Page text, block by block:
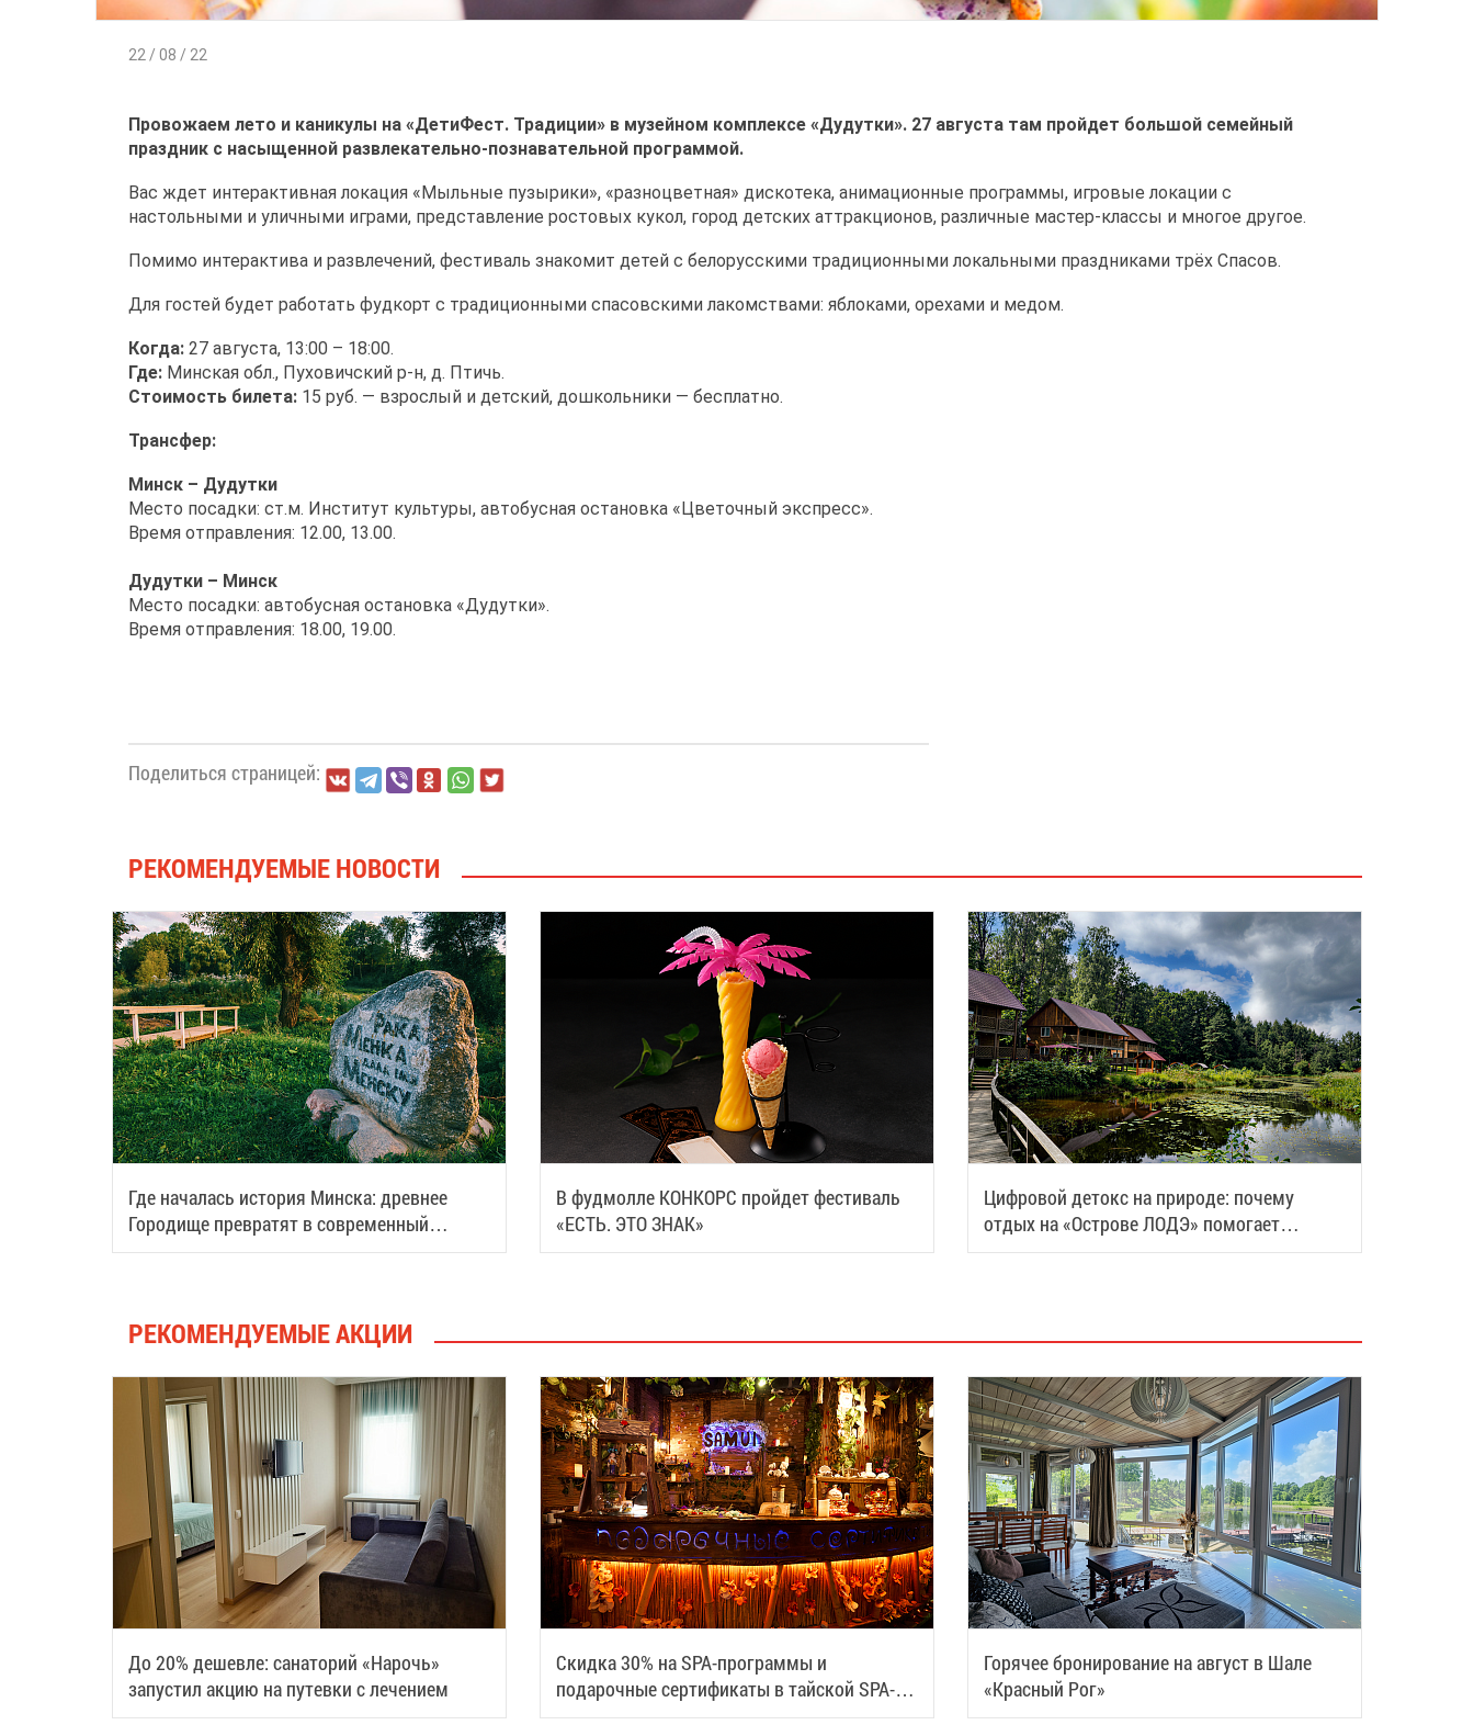
22 / 08 / 22
Провожаем лето и каникулы на «ДетиФест. Традиции» в музейном комплексе «Дудутки». 27 августа там пройдет большой семейный
праздник с насыщенной развлекательно-познавательной программой.
Вас ждет интерактивная локация «Мыльные пузырики», «разноцветная» дискотека, анимационные программы, игровые локации с
настольными и уличными играми, представление ростовых кукол, город детских аттракционов, различные мастер-классы и многое другое.
Помимо интерактива и развлечений, фестиваль знакомит детей с белорусскими традиционными локальными праздниками трёх Спасов.
Для гостей будет работать фудкорт с традиционными спасовскими лакомствами: яблоками, орехами и медом.
Когда: 27 августа, 13:00 – 18:00.
Где: Минская обл., Пуховичский р-н, д. Птичь.
Стоимость билета: 15 руб. — взрослый и детский, дошкольники — бесплатно.
Трансфер:
Минск – Дудутки
Место посадки: ст.м. Институт культуры, автобусная остановка «Цветочный экспресс».
Время отправления: 12.00, 13.00.
Дудутки – Минск
Место посадки: автобусная остановка «Дудутки».
Время отправления: 18.00, 19.00.
Поделиться страницей:
РЕКОМЕНДУЕМЫЕ НОВОСТИ
Где началась история Минска: древнее
Городище превратят в современный
туристический центр
В фудмолле КОНКОРС пройдет фестиваль
«ЕСТЬ. ЭТО ЗНАК»
Цифровой детокс на природе: почему
отдых на «Острове ЛОДЭ» помогает
восстановить силы
РЕКОМЕНДУЕМЫЕ АКЦИИ
До 20% дешевле: санаторий «Нарочь»
запустил акцию на путевки с лечением
Скидка 30% на SPA-программы и
подарочные сертификаты в тайской SPA-
деревне Samui
Горячее бронирование на август в Шале
«Красный Рог»